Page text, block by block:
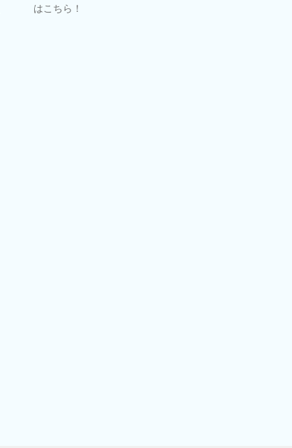
はこちら！